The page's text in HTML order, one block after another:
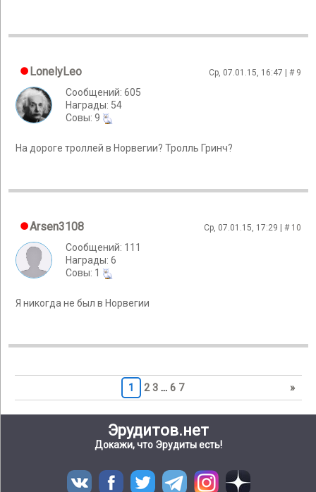
LonelyLeo Ср, 07.01.15, 16:47 | # 9
Сообщений: 605
Награды: 54
Cовы: 9
На дороге троллей в Норвегии? Тролль Гринч?
Arsen3108 Ср, 07.01.15, 17:29 | # 10
Сообщений: 111
Награды: 6
Cовы: 1
Я никогда не был в Норвегии
1 2 3 … 6 7 »
Эрудитов.нет
Докажи, что Эрудиты есть!